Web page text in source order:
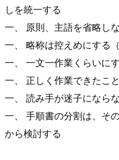
しを統一する
一、 原則、主語を省略し
一、 略称は控えめにする
一、 一文一作業くらいに
一、 正しく作業できたこ
一、 読み手が迷子になら
一、 手順書の分割は、そ
から検討する